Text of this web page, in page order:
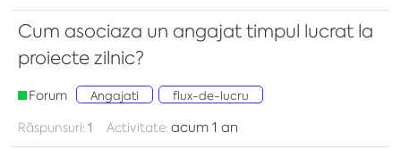
Cum asociaza un angajat timpul lucrat la
proiecte zilnic?
Forum Angajati flux-de-lucru
Răspunsuri: 1 Activitate: acum 1 an